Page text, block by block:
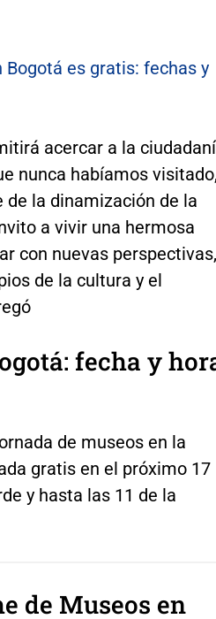
Bogotá es gratis: fechas y
acercar a la
nunca habíamos
la dinamización de la
a vivir una hermosa
con nuevas perspectivas,
de la cultura y el
fecha y
de museos en la
gratis en el próximo 17
y hasta las 11 de la
de Museos en